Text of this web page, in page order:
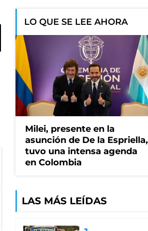
LO QUE SE LEE AHORA
Milei, presente en la
asunción de De la Espriella,
tuvo una intensa agenda
en Colombia
LAS MÁS LEÍDAS